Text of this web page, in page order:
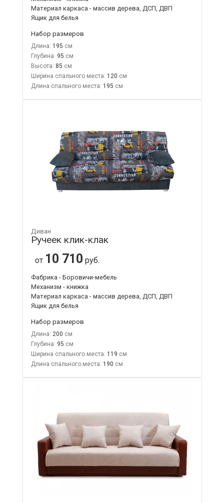
Материал каркаса - массив дерева, ДСП, ДВП
Ящик для белья
Набор размеров
Длина: 195
Глубина: 95
Высота: 85
Ширина спального места: 120
Длина спального места: 195
Диван
Ручеек клик-клак
от 10 710 руб.
Фабрика - Боровичи-мебель
Механизм - книжка
Материал каркаса - массив дерева, ДСП, ДВП
Ящик для белья
Набор размеров
Длина: 200
Глубина: 95
Ширина спального места: 119
Длина спального места: 190